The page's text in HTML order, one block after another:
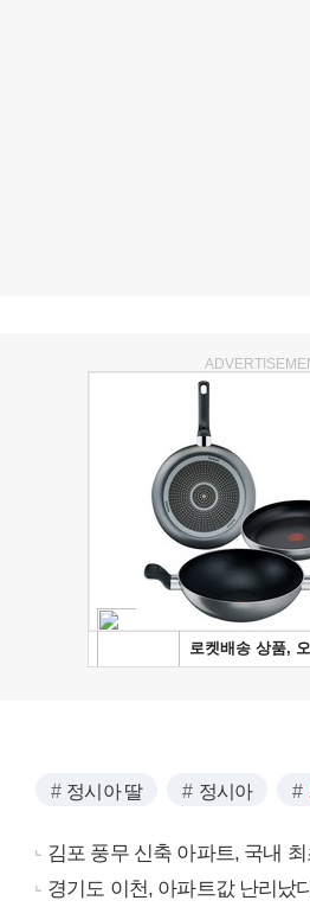
정시아 딸 정시아
김포 풍무 신축 아파트, 국내
경기도 이천, 아파트값 난리났